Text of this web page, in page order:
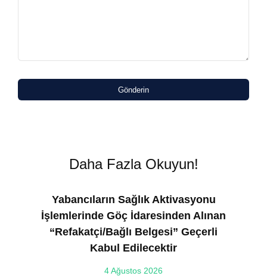
Gönderin
Daha Fazla Okuyun!
Yabancıların Sağlık Aktivasyonu
İşlemlerinde Göç İdaresinden Alınan
“Refakatçi/Bağlı Belgesi” Geçerli
Kabul Edilecektir
4 Ağustos 2026